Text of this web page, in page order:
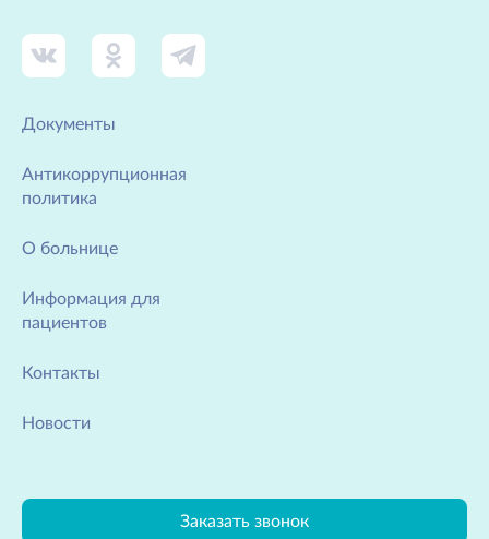
Документы
Антикоррупционная
политика
О больнице
Информация для
пациентов
Контакты
Новости
Заказать звонок